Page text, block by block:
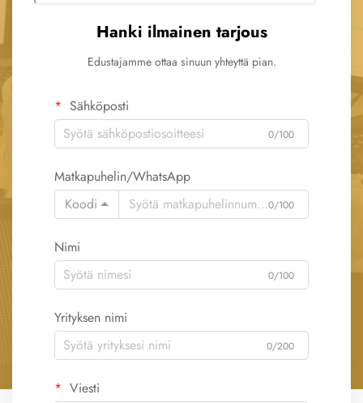
Hanki ilmainen tarjous
Edustajamme ottaa sinuun yhteyttä pian.
Sähköposti
0/100
Matkapuhelin/WhatsApp
Koodi
0/100
Nimi
0/100
Yrityksen nimi
0/200
Viesti